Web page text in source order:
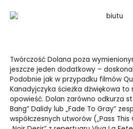
Twórczość Dolana poza
jeszcze jeden dodatkowy –
Podobnie jak w przypadku filmów
Kanadyjczyka ścieżka dźwiękowa to
opowieść. Dolan zarówno odkurza
Bang” Dalidy lub „Fade To Gray”
współczesnych utworów („Pass